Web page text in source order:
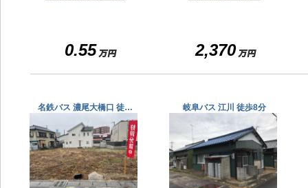
0.55 2,370
名鉄バス 濃尾大橋口 徒… 岐阜バス 江川 徒歩8分